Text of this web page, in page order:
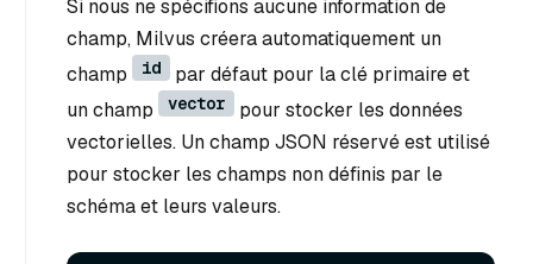
Si nous ne spécifions aucune information de
champ, Milvus créera automatiquement un
champ
id
par défaut pour la clé primaire et
un champ
vector
pour stocker les données
vectorielles. Un champ JSON réservé est utilisé
pour stocker les champs non définis par le
schéma et leurs valeurs.